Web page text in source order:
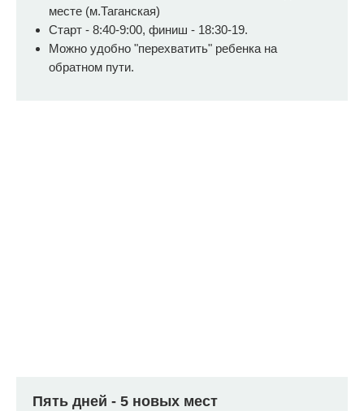
месте (м.Таганская)
Старт - 8:40-9:00, финиш - 18:30-19.
Можно удобно "перехватить" ребенка на
обратном пути.
Пять дней - 5 новых мест